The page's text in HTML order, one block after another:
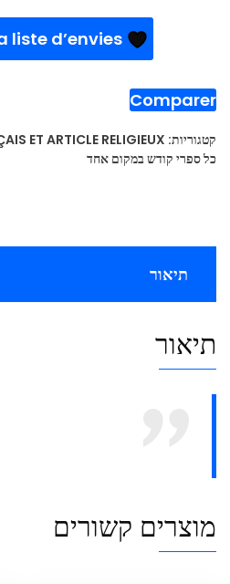
liste d’envies
Comparer
קטגוריות: ET ARTICLE RELIGIEUX
כל ספרי קודש במקום אחד
תיאור
תיאור
מוצרים קשורים